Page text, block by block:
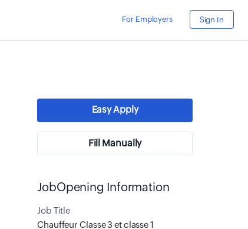
Sign In
For Employers
JobOpening Information
Job Title
Chauffeur Classe 3 et classe 1
Fill Manually
Easy Apply